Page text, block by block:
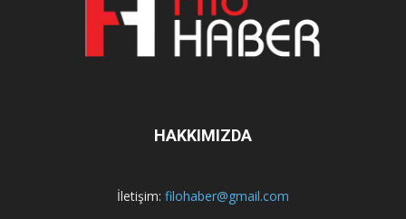
HAKKIMIZDA
İletişim: filohaber@gmail.com